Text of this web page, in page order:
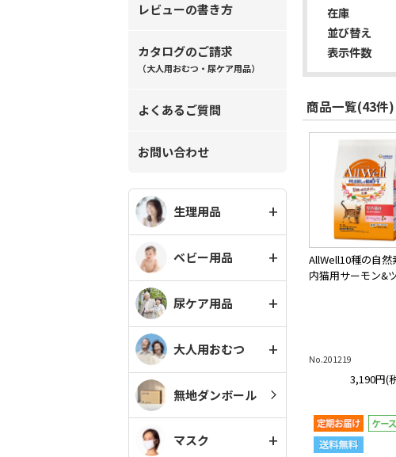
レビューの書き方
カタログのご請求
（大人用おむつ・尿ケア用品）
よくあるご質問
お問い合わせ
生理用品
ベビー用品
尿ケア用品
大人用おむつ
無地ダンボール
マスク
在庫
並び替え
表示件数
商品一覧(43件)
AllWell10種の自然
内猫用サーモン&
No.201219
3,190円(